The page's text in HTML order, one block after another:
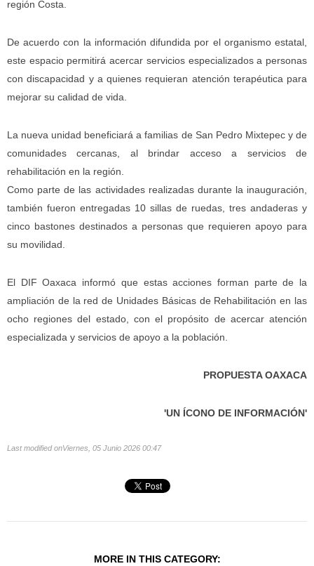
región Costa.
De acuerdo con la información difundida por el organismo estatal,
este espacio permitirá acercar servicios especializados a personas
con discapacidad y a quienes requieran atención terapéutica para
mejorar su calidad de vida.
La nueva unidad beneficiará a familias de San Pedro Mixtepec y de
comunidades cercanas, al brindar acceso a servicios de
rehabilitación en la región.
Como parte de las actividades realizadas durante la inauguración,
también fueron entregadas 10 sillas de ruedas, tres andaderas y
cinco bastones destinados a personas que requieren apoyo para
su movilidad.
El DIF Oaxaca informó que estas acciones forman parte de la
ampliación de la red de Unidades Básicas de Rehabilitación en las
ocho regiones del estado, con el propósito de acercar atención
especializada y servicios de apoyo a la población.
PROPUESTA OAXACA
'UN ÍCONO DE INFORMACIÓN'
Last modified onViernes, 05 Junio 2026 00:47
MORE IN THIS CATEGORY: